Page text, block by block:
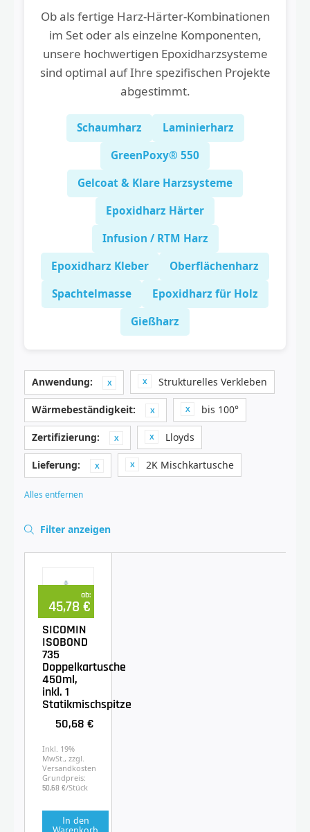
Ob als fertige Harz-Härter-Kombinationen
im Set oder als einzelne Komponenten,
unsere hochwertigen Epoxidharzsysteme
sind optimal auf Ihre spezifischen Projekte
abgestimmt.
Schaumharz
Laminierharz
GreenPoxy® 550
Gelcoat & Klare Harzsysteme
Epoxidharz Härter
Infusion / RTM Harz
Epoxidharz Kleber
Oberflächenharz
Spachtelmasse
Epoxidharz für Holz
Gießharz
Anwendung: Strukturelles Verkleben
Wärmebeständigkeit: bis 100°
Zertifizierung: Lloyds
Lieferung: 2K Mischkartusche
Alles entfernen
Filter anzeigen
ab:
45,78 €
SICOMIN
ISOBOND
735
Doppelkartusche
450ml,
inkl. 1
Statikmischspitze
50,68 €
Inkl. 19%
MwSt., zzgl.
Versandkosten
Grundpreis:
50,68 €/Stück
In den